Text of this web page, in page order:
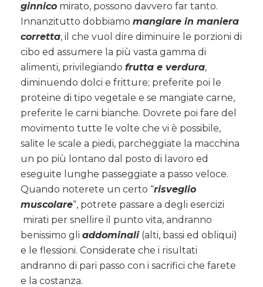
ginnico mirato, possono davvero far tanto.
Innanzitutto dobbiamo mangiare in maniera
corretta, il che vuol dire diminuire le porzioni di
cibo ed assumere la più vasta gamma di
alimenti, privilegiando frutta e verdura,
diminuendo dolci e fritture; preferite poi le
proteine di tipo vegetale e se mangiate carne,
preferite le carni bianche. Dovrete poi fare del
movimento tutte le volte che vi è possibile,
salite le scale a piedi, parcheggiate la macchina
un po più lontano dal posto di lavoro ed
eseguite lunghe passeggiate a passo veloce.
Quando noterete un certo “risveglio
muscolare“, potrete passare a degli esercizi
mirati per snellire il punto vita, andranno
benissimo gli addominali(alti, bassi ed obliqui)
e le flessioni. Considerate che i risultati
andranno di pari passo con i sacrifici che farete
e la costanza.